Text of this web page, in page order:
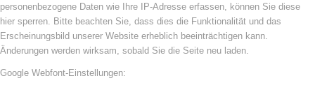
personenbezogene Daten wie Ihre IP-Adresse erfassen, können Sie diese
hier sperren. Bitte beachten Sie, dass dies die Funktionalität und das
Erscheinungsbild unserer Website erheblich beeinträchtigen kann.
Änderungen werden wirksam, sobald Sie die Seite neu laden.
Google Webfont-Einstellungen: